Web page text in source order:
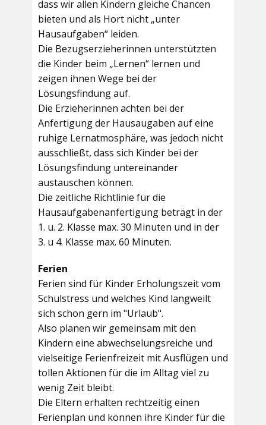
dass wir allen Kindern gleiche Chancen
bieten und als Hort nicht „unter
Hausaufgaben“ leiden.
Die Bezugserzieherinnen unterstützten
die Kinder beim „Lernen“ lernen und
zeigen ihnen Wege bei der
Lösungsfindung auf.
Die Erzieherinnen achten bei der
Anfertigung der Hausaugaben auf eine
ruhige Lernatmosphäre, was jedoch nicht
ausschließt, dass sich Kinder bei der
Lösungsfindung untereinander
austauschen können.
Die zeitliche Richtlinie für die
Hausaufgabenanfertigung beträgt in der
1. u. 2. Klasse max. 30 Minuten und in der
3. u 4. Klasse max. 60 Minuten.
Ferien
Ferien sind für Kinder Erholungszeit vom
Schulstress und welches Kind langweilt
sich schon gern im "Urlaub".
Also planen wir gemeinsam mit den
Kindern eine abwechselungsreiche und
vielseitige Ferienfreizeit mit Ausflügen und
tollen Aktionen für die im Alltag viel zu
wenig Zeit bleibt.
Die Eltern erhalten rechtzeitig einen
Ferienplan und können ihre Kinder für die